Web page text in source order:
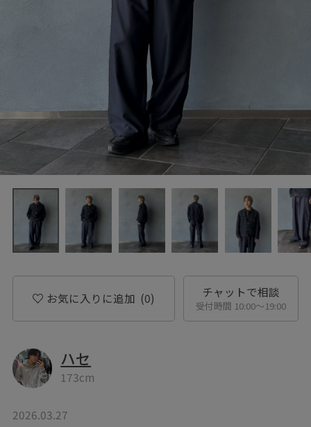
お気に入りに追加 (0) チャットで相談
受付時間 10:00〜19:00
ハセ
173cm
2026.03.27